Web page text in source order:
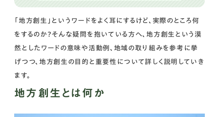
起業や移住を通じた地域貢献
まとめ
地方創生がもたらす地域の未来
「地方創生」というワードをよく耳にするけど、実際のところ何
をするのか？そんな疑問を抱いている方へ、地方創生という漠
然としたワードの意味や活動例、地域の取り組みを参考に挙
げつつ、地方創生の目的と重要性について詳しく説明していき
ます。
地方創生とは何か